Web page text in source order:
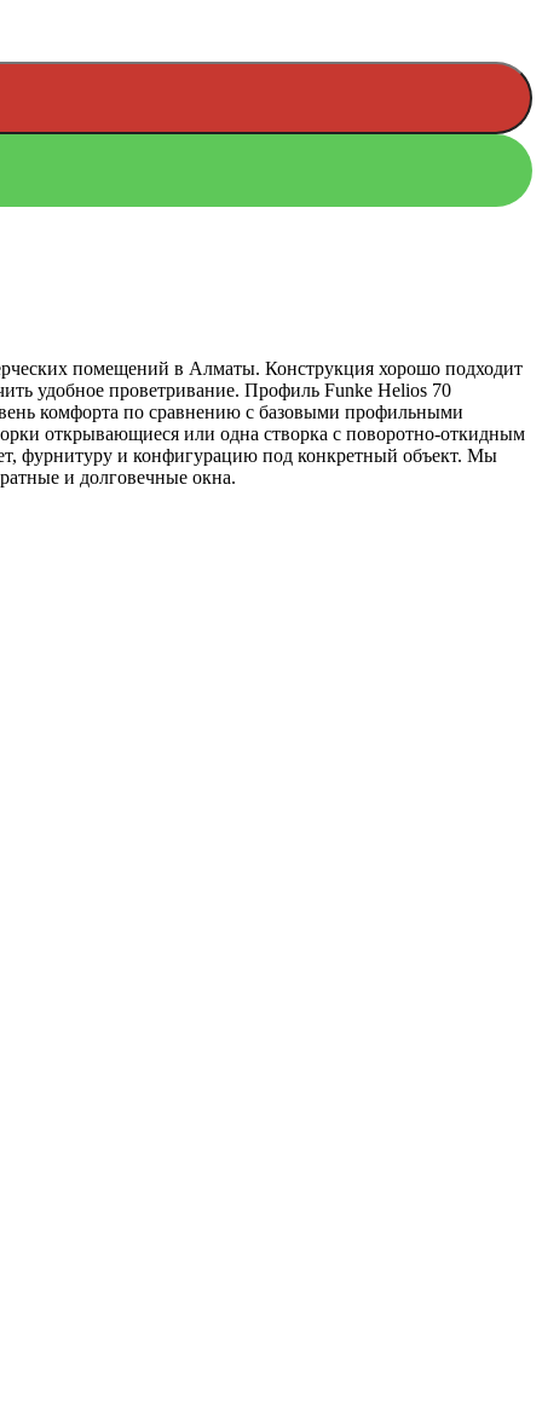
помещений в Алматы. Конструкция хорошо подходит
удобное проветривание. Профиль Funke Helios 70
комфорта по сравнению с базовыми профильными
открывающиеся или одна створка с поворотно-откидным
фурнитуру и конфигурацию под конкретный объект. Мы
и долговечные окна.